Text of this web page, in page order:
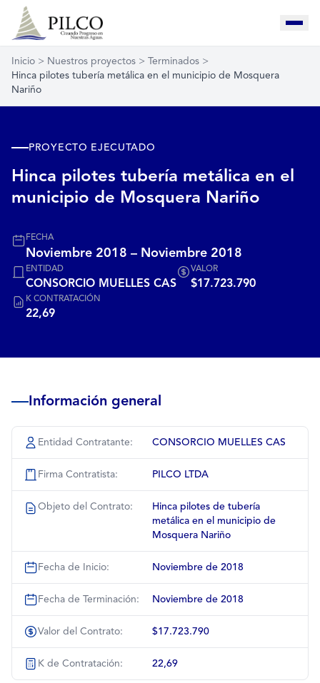
Inicio > Nuestros proyectos > Terminados >
Hinca pilotes tubería metálica en el municipio de Mosquera
Nariño
PROYECTO EJECUTADO
Hinca pilotes tubería metálica en el
municipio de Mosquera Nariño
FECHA
Noviembre 2018 – Noviembre 2018
ENTIDAD
CONSORCIO MUELLES CAS
VALOR
$17.723.790
K CONTRATACIÓN
22,69
Información general
Entidad Contratante: CONSORCIO MUELLES CAS
Firma Contratista: PILCO LTDA
Objeto del Contrato:
Hinca pilotes de tubería
metálica en el municipio de
Mosquera Nariño
Fecha de Inicio: Noviembre de 2018
Fecha de Terminación: Noviembre de 2018
Valor del Contrato: $17.723.790
K de Contratación: 22,69